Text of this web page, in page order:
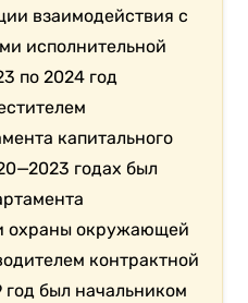
взаимодействия с
исполнительной
по 2024 год
капитального
годах был
охраны окружающей
контрактной
был начальником